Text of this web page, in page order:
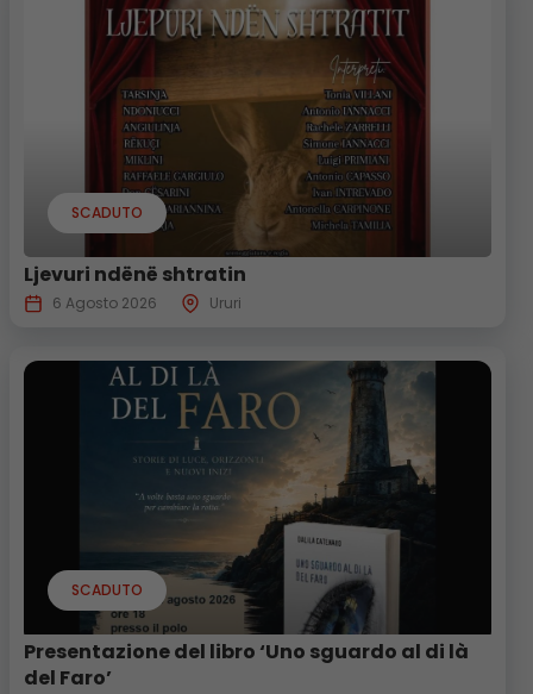
SCADUTO
Ljevuri ndënë shtratin
6 Agosto 2026 Ururi
SCADUTO
Presentazione del libro ‘Uno sguardo al di là
del Faro’